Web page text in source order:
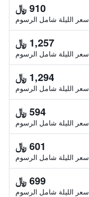
910 ﷼
سعر الليلة شامل الرسوم
1,257 ﷼
سعر الليلة شامل الرسوم
1,294 ﷼
سعر الليلة شامل الرسوم
594 ﷼
سعر الليلة شامل الرسوم
601 ﷼
سعر الليلة شامل الرسوم
699 ﷼
سعر الليلة شامل الرسوم